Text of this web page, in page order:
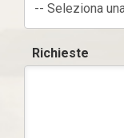
-- Seleziona
Richieste